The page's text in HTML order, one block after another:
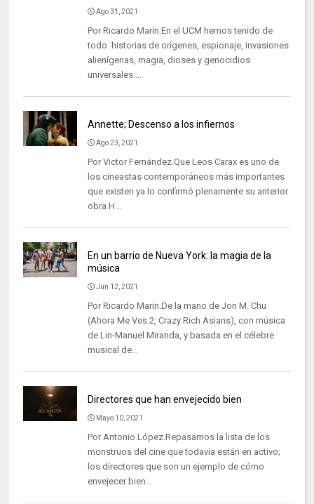
Ago 31, 2021
Por Ricardo Marín.En el UCM hemos tenido de
todo: historias de orígenes, espionaje, invasiones
alienígenas, magia, dioses y genocidios
universales....
Annette; Descenso a los infiernos
Ago 23, 2021
Por Victor Fernández.Que Leos Carax es uno de
los cineastas contemporáneos más importantes
que existen ya lo confirmó plenamente su anterior
obra H...
En un barrio de Nueva York: la magia de la
música
Jun 12, 2021
Por Ricardo Marín.De la mano de Jon M. Chu
(Ahora Me Ves 2, Crazy Rich Asians), con música
de Lin-Manuel Miranda, y basada en el célebre
musical de...
Directores que han envejecido bien
Mayo 10, 2021
Por Antonio López.Repasamos la lista de los
monstruos del cine que todavía están en activo;
los directores que son un ejemplo de cómo
envejecer bien...